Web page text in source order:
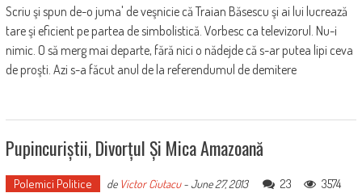
Scriu şi spun de-o juma' de veşnicie că Traian Băsescu şi ai lui lucrează
tare şi eficient pe partea de simbolistică. Vorbesc ca televizorul. Nu-i
nimic. O să merg mai departe, fără nici o nădejde că s-ar putea lipi ceva
de proşti. Azi s-a făcut anul de la referendumul de demitere
Pupincuriștii, Divorțul Și Mica Amazoană
Polemici Politice de Victor Ciutacu-June 27, 2013 23 3574